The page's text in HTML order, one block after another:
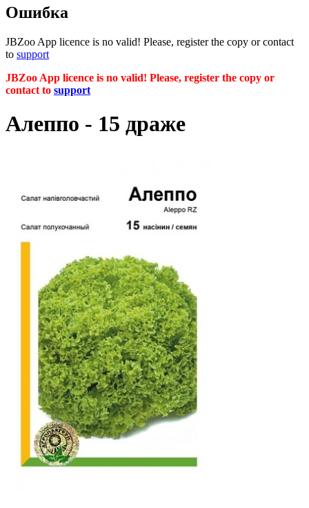
Ошибка
JBZoo App licence is no valid! Please, register the copy or contact
to support
JBZoo App licence is no valid! Please, register the copy or
contact to support
Алеппо - 15 драже